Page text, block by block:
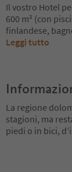
Il vostro Hotel
600 m² (con
finlandese,
Leggi tutto
La regione
stagioni, ma
piedi o in bici,